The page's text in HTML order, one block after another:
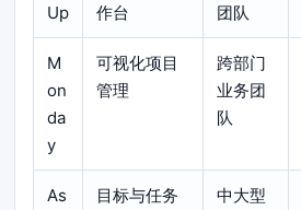
Up
作台
团队
M
on
da
y
可视化项目
管理
跨部门
业务团
队
As
目标与任务
中大型